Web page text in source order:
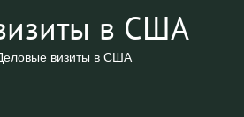
в США
визиты в США